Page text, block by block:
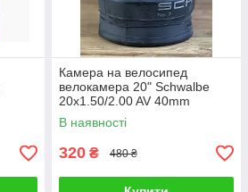
Камера на велосипед
велокамера 20" Schwalbe
20x1.50/2.00 AV 40mm
(40/62-406) 145g
В наявності
320 ₴ 480 ₴